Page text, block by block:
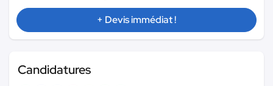
+ Devis immédiat !
Candidatures